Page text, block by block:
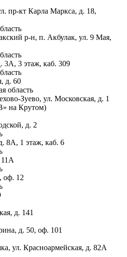
пр-кт Карла Маркса, д. 18,
р-н, п. Акбулак, ул. 9 Мая,
3А, 3 этаж, каб. 309
д. 60
область
Зуево, ул. Московская, д. 1
на Крутом)
д. 2
8А, 1 этаж, каб. 6
11А
оф. 12
д. 141
д. 50, оф. 101
ул. Красноармейская, д. 82А